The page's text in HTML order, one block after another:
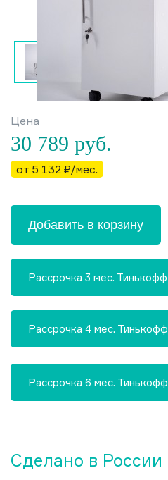
Сделано в России
Цена
30 789 руб.
от 5 132 ₽/мес.
Добавить в корзину
Рассрочка 3 мес. Тинькофф
Рассрочка 4 мес. Тинькофф
Рассрочка 6 мес. Тинькофф